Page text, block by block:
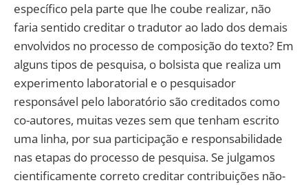
específico pela parte que lhe coube realizar, não
faria sentido creditar o tradutor ao lado dos demais
envolvidos no processo de composição do texto? Em
alguns tipos de pesquisa, o bolsista que realiza um
experimento laboratorial e o pesquisador
responsável pelo laboratório são creditados como
co-autores, muitas vezes sem que tenham escrito
uma linha, por sua participação e responsabilidade
nas etapas do processo de pesquisa. Se julgamos
cientificamente correto creditar contribuições não-